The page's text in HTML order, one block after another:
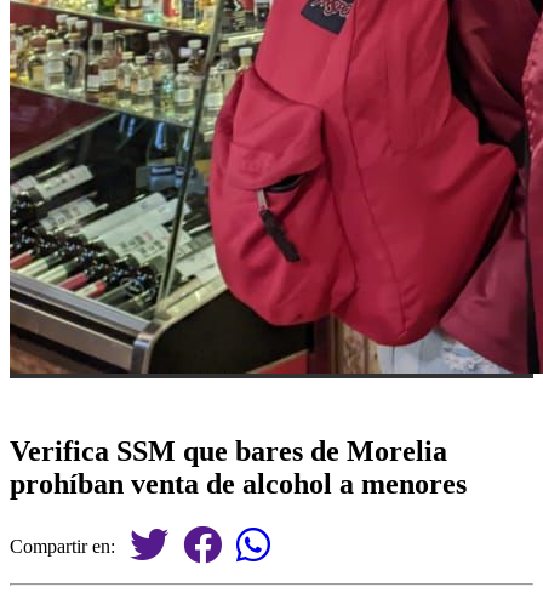
Verifica SSM que bares de Morelia
prohíban venta de alcohol a menores
Compartir en: